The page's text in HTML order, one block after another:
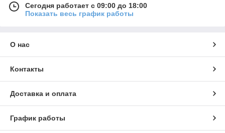
Сегодня работает с 09:00 до 18:00
Показать весь график работы
О нас
Контакты
Доставка и оплата
График работы